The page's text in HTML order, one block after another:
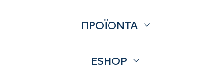
Επικοινωνία
ΠΡΟΪΟΝΤΑ
Brands
ESHOP